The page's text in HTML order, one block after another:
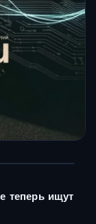
ищут